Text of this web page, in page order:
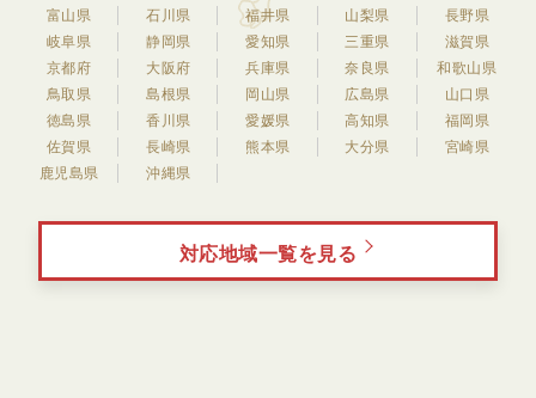
富山県
石川県 福井県 山梨県
長野県
岐阜県
静岡県 愛知県 三重県
滋賀県
京都府
大阪府 兵庫県 奈良県
和歌山県
鳥取県
島根県 岡山県 広島県
山口県
徳島県
香川県 愛媛県 高知県
福岡県
佐賀県
長崎県 熊本県 大分県
宮崎県
鹿児島県
沖縄県
対応地域一覧を見る